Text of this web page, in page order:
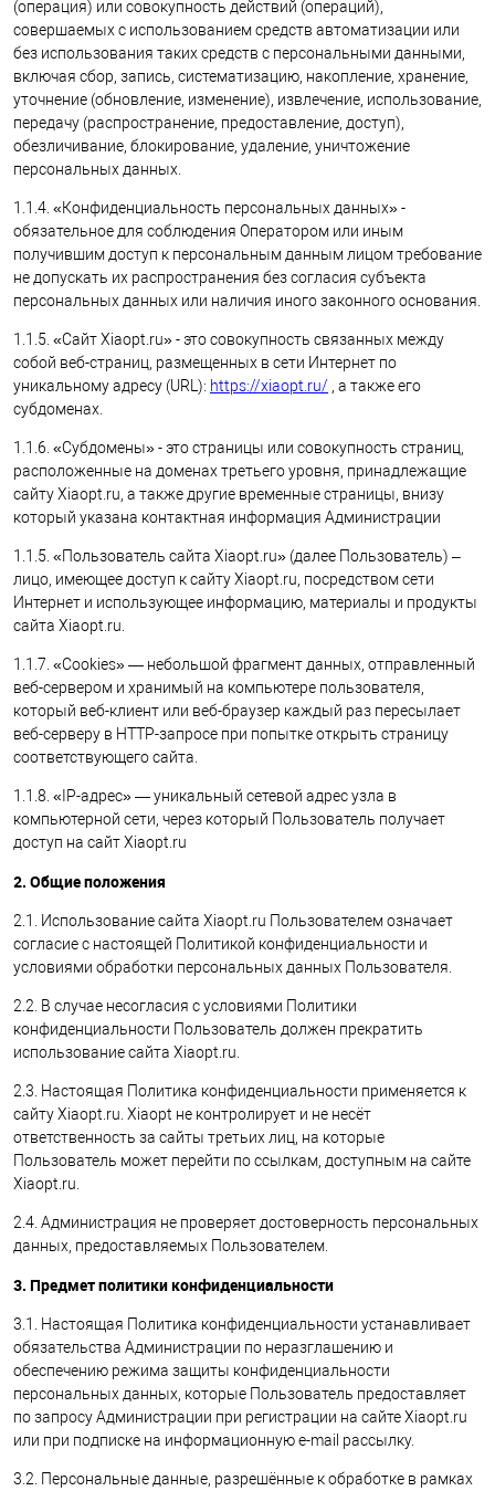
(операция) или совокупность действий (операций),
совершаемых с использованием средств автоматизации или
без использования таких средств с персональными данными,
включая сбор, запись, систематизацию, накопление, хранение,
уточнение (обновление, изменение), извлечение, использование,
передачу (распространение, предоставление, доступ),
обезличивание, блокирование, удаление, уничтожение
персональных данных.
1.1.4. «Конфиденциальность персональных данных» -
обязательное для соблюдения Оператором или иным
получившим доступ к персональным данным лицом требование
не допускать их распространения без согласия субъекта
персональных данных или наличия иного законного основания.
1.1.5. «Сайт Xiaopt.ru» - это совокупность связанных между
собой веб-страниц, размещенных в сети Интернет по
уникальному адресу (URL): https://xiaopt.ru/ , а также его
субдоменах.
1.1.6. «Субдомены» - это страницы или совокупность страниц,
расположенные на доменах третьего уровня, принадлежащие
сайту Xiaopt.ru, а также другие временные страницы, внизу
который указана контактная информация Администрации
1.1.5. «Пользователь сайта Xiaopt.ru» (далее Пользователь) –
лицо, имеющее доступ к сайту Xiaopt.ru, посредством сети
Интернет и использующее информацию, материалы и продукты
сайта Xiaopt.ru.
1.1.7. «Cookies» — небольшой фрагмент данных, отправленный
веб-сервером и хранимый на компьютере пользователя,
который веб-клиент или веб-браузер каждый раз пересылает
веб-серверу в HTTP-запросе при попытке открыть страницу
соответствующего сайта.
1.1.8. «IP-адрес» — уникальный сетевой адрес узла в
компьютерной сети, через который Пользователь получает
доступ на сайт Xiaopt.ru
2. Общие положения
2.1. Использование сайта Xiaopt.ru Пользователем означает
согласие с настоящей Политикой конфиденциальности и
условиями обработки персональных данных Пользователя.
2.2. В случае несогласия с условиями Политики
конфиденциальности Пользователь должен прекратить
использование сайта Xiaopt.ru.
2.3. Настоящая Политика конфиденциальности применяется к
сайту Xiaopt.ru. Xiaopt не контролирует и не несёт
ответственность за сайты третьих лиц, на которые
Пользователь может перейти по ссылкам, доступным на сайте
Xiaopt.ru.
2.4. Администрация не проверяет достоверность персональных
данных, предоставляемых Пользователем.
3. Предмет политики конфиденциальности
3.1. Настоящая Политика конфиденциальности устанавливает
обязательства Администрации по неразглашению и
обеспечению режима защиты конфиденциальности
персональных данных, которые Пользователь предоставляет
по запросу Администрации при регистрации на сайте Xiaopt.ru
или при подписке на информационную e-mail рассылку.
3.2. Персональные данные, разрешённые к обработке в рамках